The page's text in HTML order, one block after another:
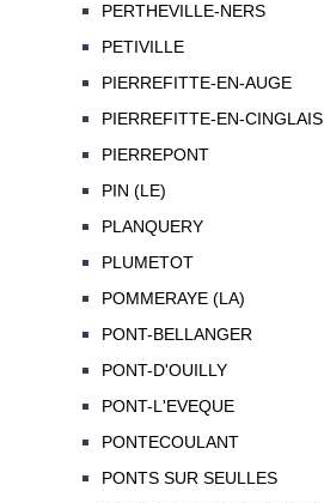
PERTHEVILLE-NERS
PETIVILLE
PIERREFITTE-EN-AUGE
PIERREFITTE-EN-CINGLAIS
PIERREPONT
PIN (LE)
PLANQUERY
PLUMETOT
POMMERAYE (LA)
PONT-BELLANGER
PONT-D'OUILLY
PONT-L'EVEQUE
PONTECOULANT
PONTS SUR SEULLES